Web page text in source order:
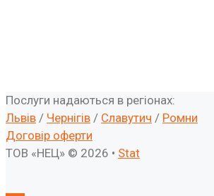
Послуги надаються в регіонах:
Львів / Чернігів / Славутич / Ромни
Договір оферти
ТОВ «НЕЦ» © 2026 • Stat